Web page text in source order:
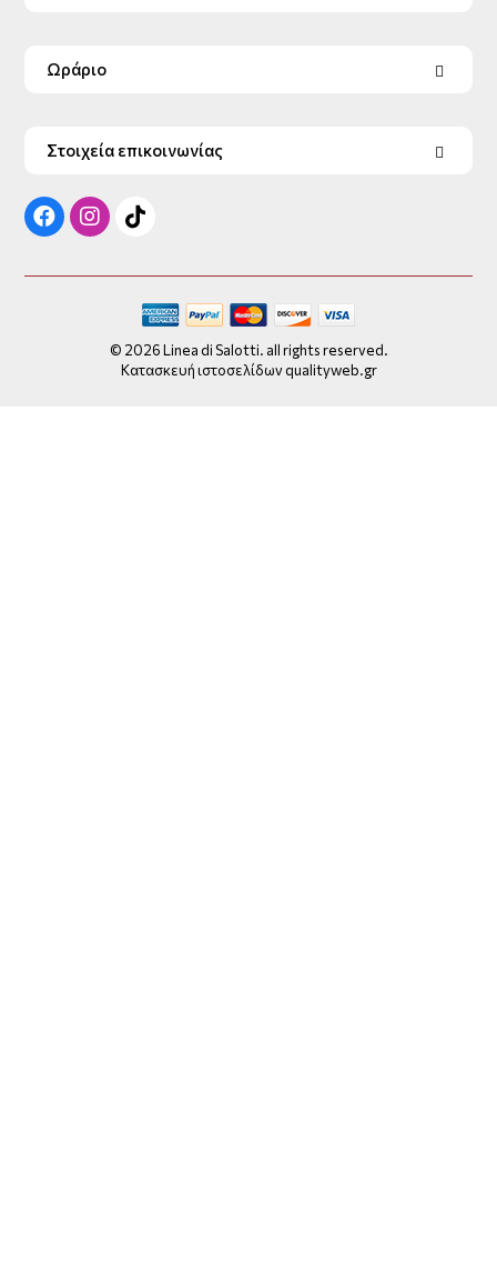
Ωράριο
Στοιχεία επικοινωνίας
© 2026 Linea di Salotti. all rights reserved.
Κατασκευή ιστοσελίδων qualityweb.gr